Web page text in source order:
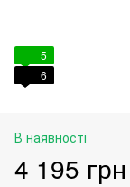
5
6
В наявності
4 195 грн